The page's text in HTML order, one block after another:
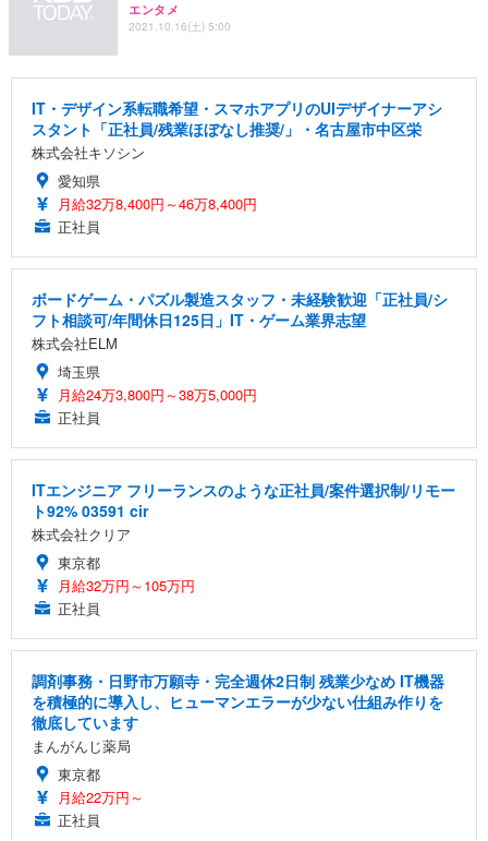
エンタメ
2021.10.16(土) 5:00
IT・デザイン系転職希望・スマホアプリのUIデザイナーアシ
スタント「正社員/残業ほぼなし推奨/」・名古屋市中区栄
株式会社キソシン
愛知県
月給32万8,400円～46万8,400円
正社員
ボードゲーム・パズル製造スタッフ・未経験歓迎「正社員/シ
フト相談可/年間休日125日」IT・ゲーム業界志望
株式会社ELM
埼玉県
月給24万3,800円～38万5,000円
正社員
ITエンジニア フリーランスのような正社員/案件選択制/リモー
ト92% 03591 cir
株式会社クリア
東京都
月給32万円～105万円
正社員
調剤事務・日野市万願寺・完全週休2日制 残業少なめ IT機器
を積極的に導入し、ヒューマンエラーが少ない仕組み作りを
徹底しています
まんがんじ薬局
東京都
月給22万円～
正社員